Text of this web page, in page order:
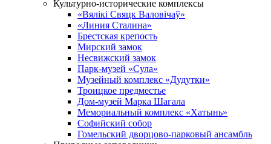
Культурно-исторические комплексы
«Вялікі Свяцк Валовічаў»
«Линия Сталина»
Брестская крепость
Мирский замок
Несвижский замок
Парк-музей «Сула»
Музейный комплекс «Дудутки»
Троицкое предместье
Дом-музей Марка Шагала
Мемориальный комплекс «Хатынь»
Софийский собор
Гомельский дворцово-парковый ансамбль